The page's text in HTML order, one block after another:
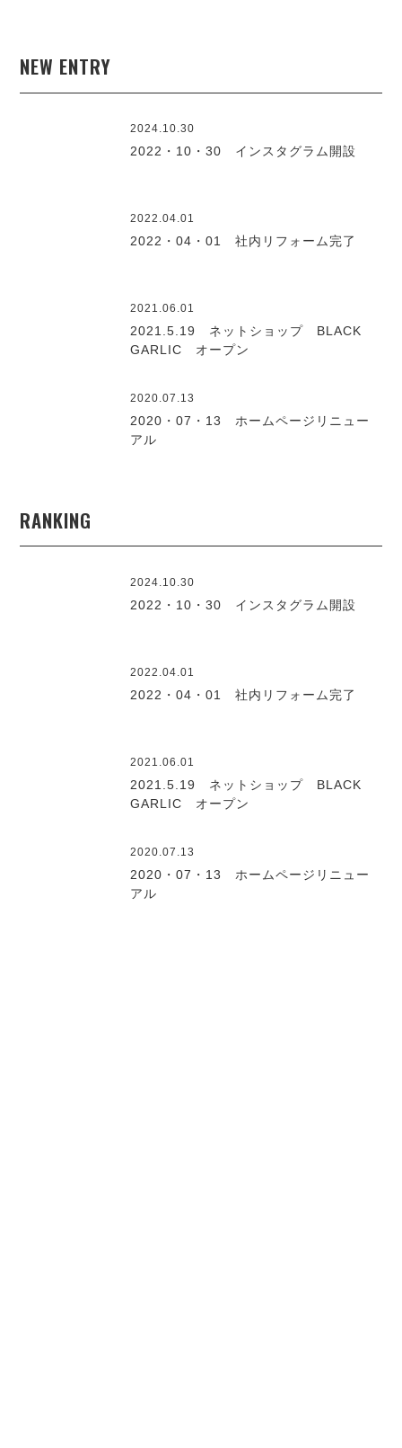
NEW ENTRY
2024.10.30
2022・10・30 インスタグラム開設
2022.04.01
2022・04・01 社内リフォーム完了
2021.06.01
2021.5.19 ネットショップ BLACK
GARLIC オープン
2020.07.13
2020・07・13 ホームページリニュー
アル
RANKING
2024.10.30
2022・10・30 インスタグラム開設
2022.04.01
2022・04・01 社内リフォーム完了
2021.06.01
2021.5.19 ネットショップ BLACK
GARLIC オープン
2020.07.13
2020・07・13 ホームページリニュー
アル